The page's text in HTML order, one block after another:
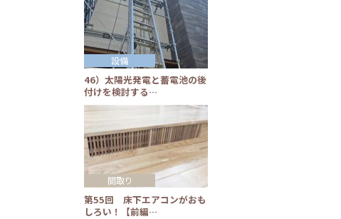
46）太陽光発電と蓄電池の後
付けを検討する…
設備
第55回 床下エアコンがおも
しろい！【前編…
間取り